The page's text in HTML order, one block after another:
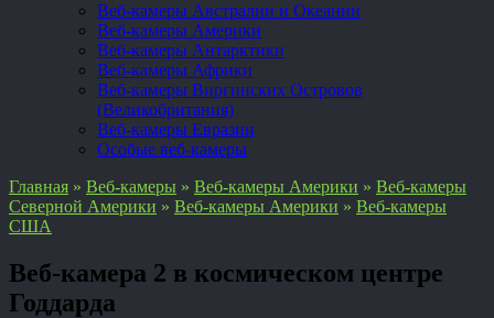
Веб-камеры Австралии и Океании
Веб-камеры Америки
Веб-камеры Антарктики
Веб-камеры Африки
Веб-камеры Виргинских Островов
(Великобритания)
Веб-камеры Евразии
Особые веб-камеры
Главная » Веб-камеры » Веб-камеры Америки » Веб-камеры
Северной Америки » Веб-камеры Америки » Веб-камеры
США
Веб-камера 2 в космическом центре
Годдарда